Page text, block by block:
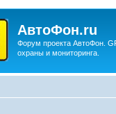
АвтоФон.ru
Форум проекта АвтоФон.
охраны и мониторинга.